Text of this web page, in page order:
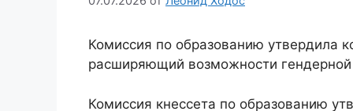
Комиссия по образованию утвердила
расширяющий возможности
Комиссия кнессета по образованию